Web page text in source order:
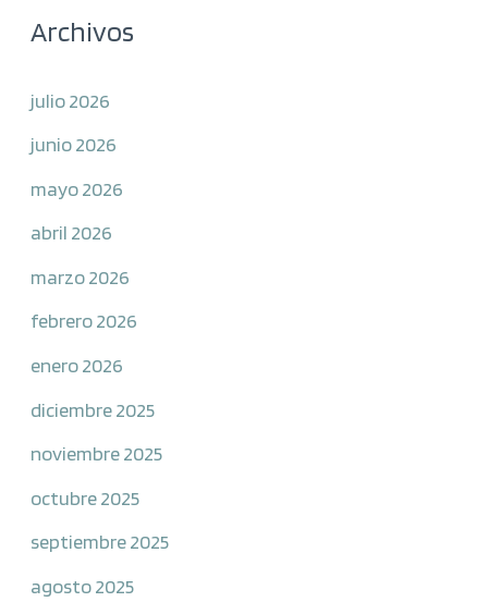
Archivos
julio 2026
junio 2026
mayo 2026
abril 2026
marzo 2026
febrero 2026
enero 2026
diciembre 2025
noviembre 2025
octubre 2025
septiembre 2025
agosto 2025